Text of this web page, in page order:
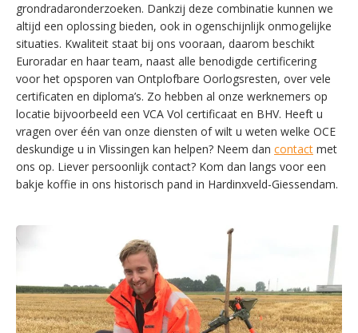
grondradaronderzoeken. Dankzij deze combinatie kunnen we
altijd een oplossing bieden, ook in ogenschijnlijk onmogelijke
situaties. Kwaliteit staat bij ons vooraan, daarom beschikt
Euroradar en haar team, naast alle benodigde certificering
voor het opsporen van Ontplofbare Oorlogsresten, over vele
certificaten en diploma’s. Zo hebben al onze werknemers op
locatie bijvoorbeeld een VCA Vol certificaat en BHV. Heeft u
vragen over één van onze diensten of wilt u weten welke OCE
deskundige u in Vlissingen kan helpen? Neem dan contact met
ons op. Liever persoonlijk contact? Kom dan langs voor een
bakje koffie in ons historisch pand in Hardinxveld-Giessendam.
SWITCH THE LANGUAGE
Nederlands English